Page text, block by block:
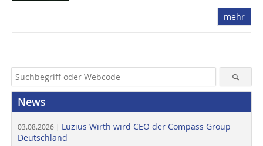
mehr
News
03.08.2026 | Luzius Wirth wird CEO der Compass Group
Deutschland